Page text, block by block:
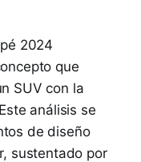
2024
que
SUV con la
análisis se
de diseño
sustentado por